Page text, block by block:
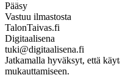
Pääsy
Vastuu ilmastosta
TalonTaivas.fi
Digitaalisena
tuki@digitaalisena.fi
Jatkamalla hyväksyt, että
mukauttamiseen.